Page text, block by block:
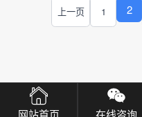
网站首页 在线咨询
上一页 1 2